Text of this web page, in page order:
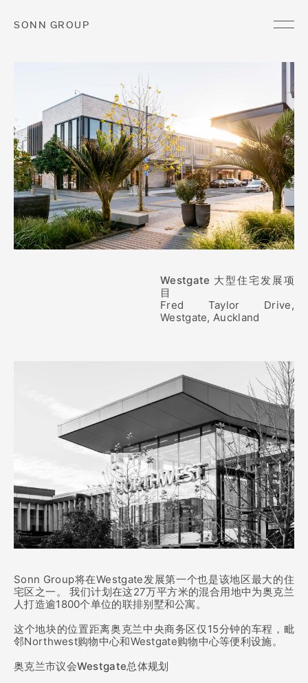
SONN GROUP
Westgate 大型住宅发展项
目
Fred Taylor Drive,
Westgate, Auckland
Sonn Group将在Westgate发展第一个也是该地区最大的住
宅区之一。 我们计划在这27万平方米的混合用地中为奥克兰
人打造逾1800个单位的联排别墅和公寓。
这个地块的位置距离奥克兰中央商务区仅15分钟的车程，毗
邻Northwest购物中心和Westgate购物中心等便利设施。
奥克兰市议会Westgate总体规划